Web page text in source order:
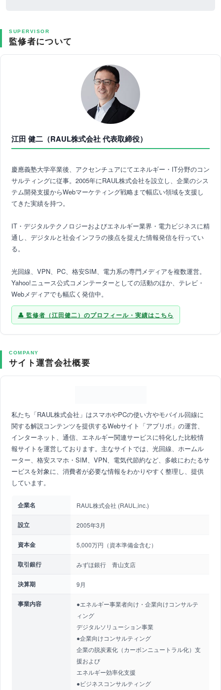
SUPERVISOR
監修者について
江田 健二（RAUL株式会社 代表取締役）
慶應義塾大学卒業後、アクセンチュアにてエネルギー・IT分野のコン
サルティングに従事。2005年にRAUL株式会社を設立し、企業のシス
テム開発支援からWebマーケティング戦略まで幅広い領域を支援し
てきた実績を持つ。
IT・デジタルテクノロジーおよびエネルギー業界・電力ビジネスに精
通し、デジタルと社会インフラの接点を捉えた情報発信を行ってい
る。
光回線、VPN、PC、格安SIM、電力系の専門メディアを複数運営。
Yahoo!ニュース公式コメンテーターとしての活動のほか、テレビ・
Webメディアでも幅広く発信中。
監修者（江田健二）のプロフィール・実績はこちら
COMPANY
サイト運営会社概要
私たち「RAUL株式会社」はスマホやPCの使い方やモバイル回線に
関する解説コンテンツを提供するWebサイト「アプリポ」の運営、
インターネット、通信、エネルギー関連サービスに特化した比較情
報サイトを運営しております。主なサイトでは、光回線、ホームル
ーター、格安スマホ・SIM、VPN、電気代節約など、多岐にわたるサ
ービスを対象に、消費者が必要な情報をわかりやすく整理し、提供
しています。
企業名 RAUL株式会社 (RAUL,inc.)
設立 2005年3月
資本金 5,000万円（資本準備金含む）
取引銀行 みずほ銀行 青山支店
決算期 9月
事業内容
●エネルギー事業者向け・企業向けコンサルテ
ィング
デジタルソリューション事業
●企業向けコンサルティング
企業の脱炭素化（カーボンニュートラル化）支
援および
エネルギー効率化支援
●ビジネスコンサルティング